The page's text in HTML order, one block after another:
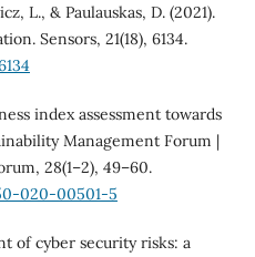
L., & Paulauskas, D. (2021).
Sensors, 21(18), 6134.
index assessment towards
Management Forum |
28(1–2), 49–60.
020-00501-5
of cyber security risks: a